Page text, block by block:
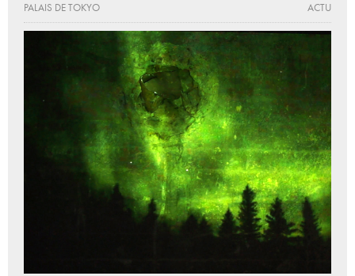
PALAIS DE TOKYO
ACTU